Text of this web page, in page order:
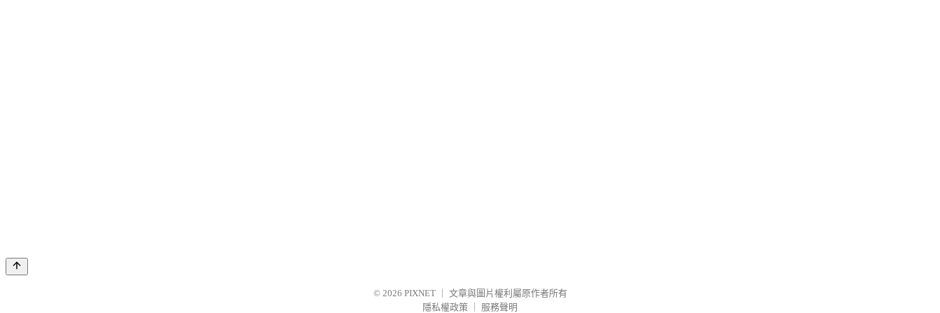
© 2026 PIXNET
文章與圖片權利屬原作者所有
隱私權政策
服務聲明